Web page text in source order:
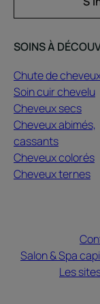
SOINS À
Chute de
Soin cuir chevelu
Cheveux secs
Cheveux abimés,
cassants
Cheveux colorés
Cheveux ternes
Salon & Spa
Les